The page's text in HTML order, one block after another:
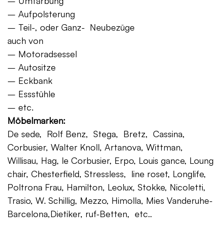
– Aufpolsterung
– Teil-, oder Ganz- Neubezüge
auch von
– Motoradsessel
– Autositze
– Eckbank
– Essstühle
– etc.
Möbelmarken:
De sede, Rolf Benz, Stega, Bretz, Cassina,
Corbusier, Walter Knoll, Artanova, Wittman,
Willisau, Hag, le Corbusier, Erpo, Louis gance, Loung
chair, Chesterfield, Stressless, line roset, Longlife,
Poltrona Frau, Hamilton, Leolux, Stokke, Nicoletti,
Trasio, W. Schillig, Mezzo, Himolla, Mies Vanderuhe-
Barcelona,Dietiker, ruf-Betten, etc..